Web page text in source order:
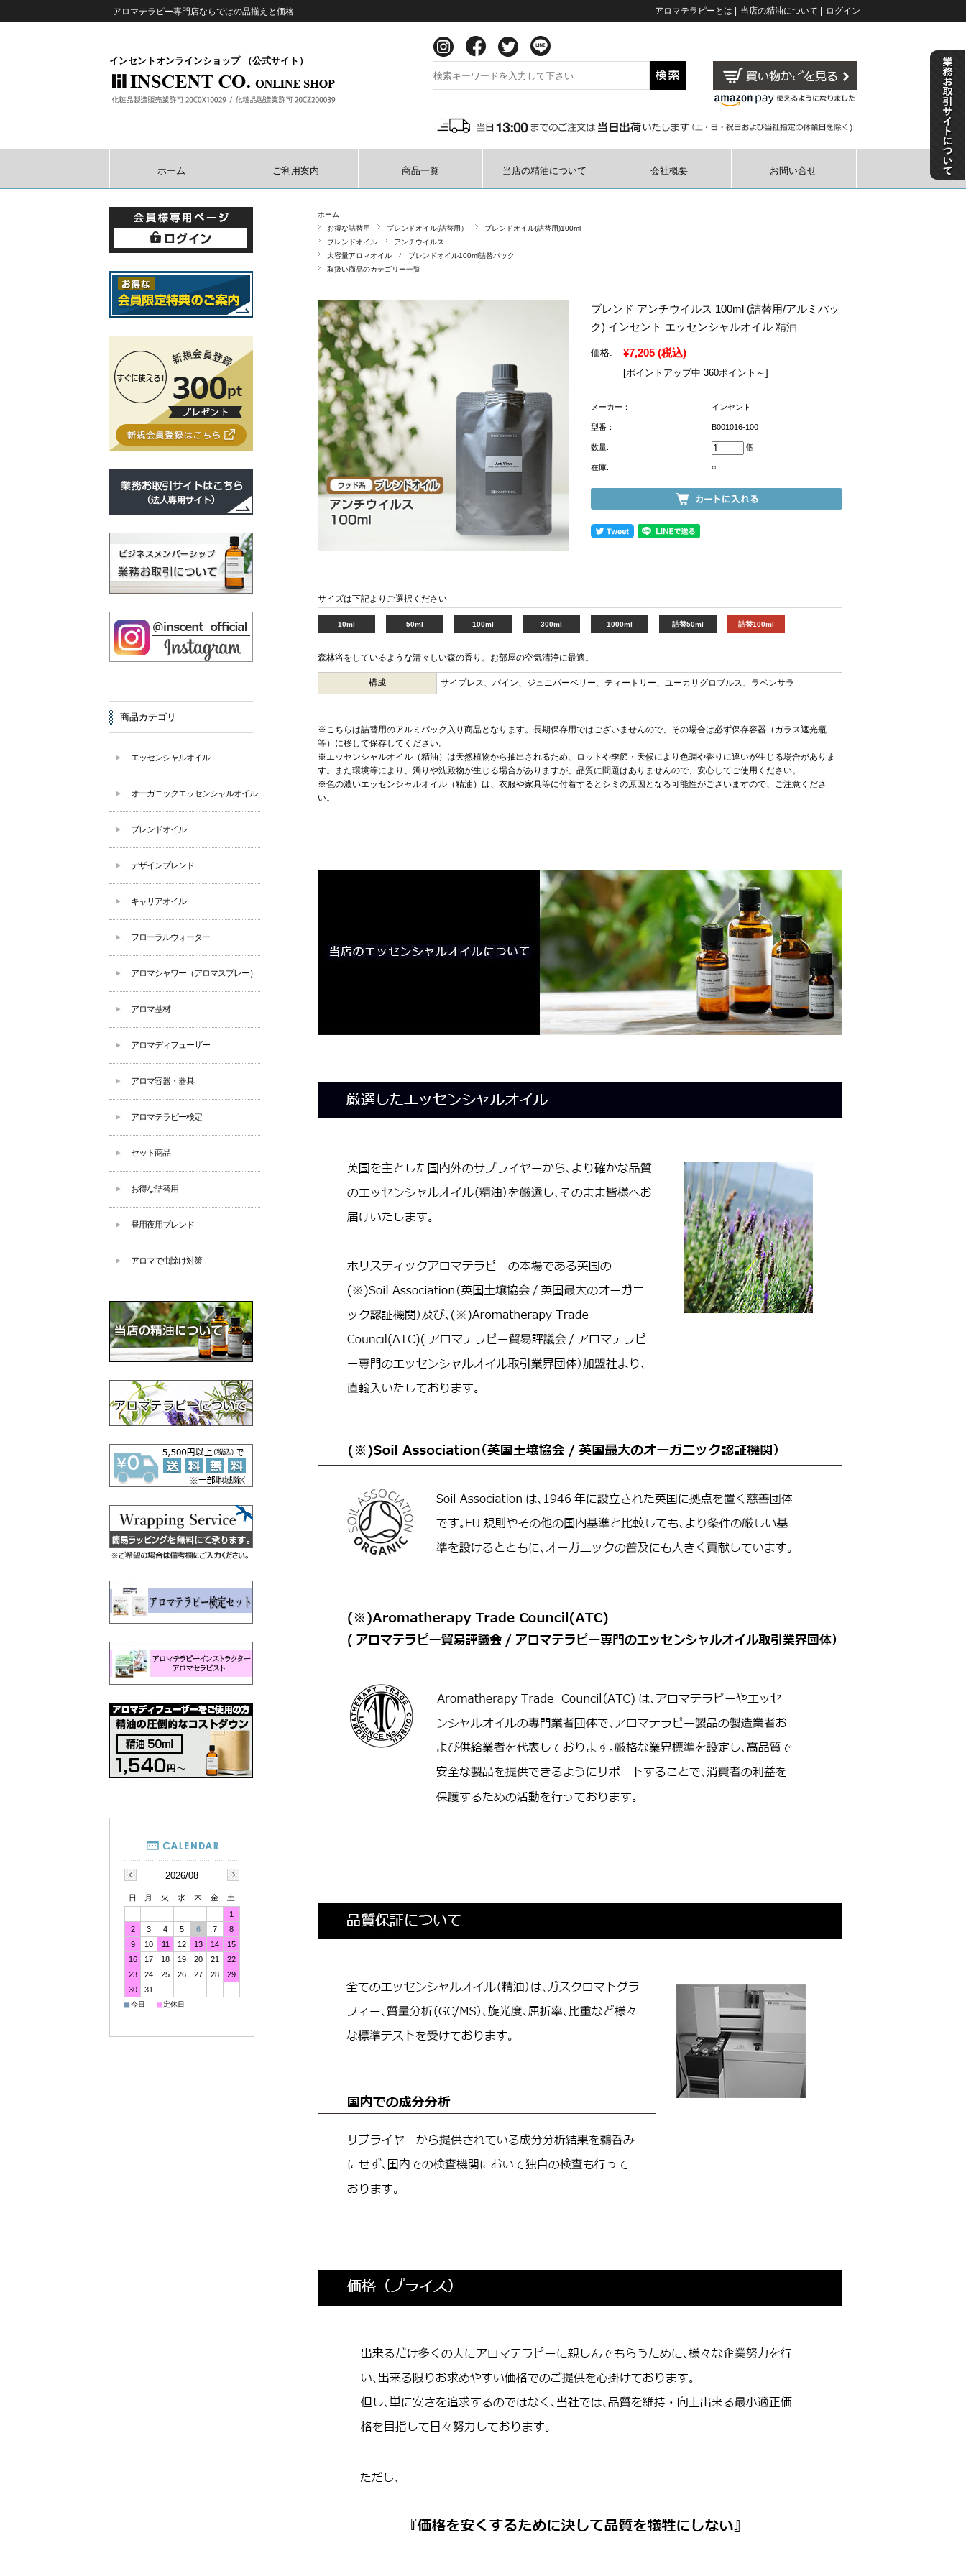
アロマテラピー専門店ならではの品揃えと価格 アロマテラピーとは 当店の精油について ログイン
インセントオンラインショップ （公式サイト）
ホーム ご利用案内 商品一覧 当店の精油について 会社概要 お問い合せ
ホーム
お得な詰替用
ブレンドオイル(詰替用）
ブレンドオイル(詰替用)100ml
ブレンドオイル
アンチウイルス
大容量アロマオイル
ブレンドオイル100ml詰替パック
取扱い商品のカテゴリー一覧
ブレンド アンチウイルス 100ml (詰替用/アルミパッ
ク) インセント エッセンシャルオイル 精油
価格: ¥7,205 (税込)
[ポイントアップ中 360ポイント～]
メーカー： インセント
型番： B001016-100
数量: 個
在庫: ○
サイズは下記よりご選択ください
10ml 50ml 100ml 300ml 1000ml 詰替50ml 詰替100ml
森林浴をしているような清々しい森の香り。お部屋の空気清浄に最適。
構成 サイプレス、パイン、ジュニパーベリー、ティートリー、ユーカリグロブルス、ラベンサラ
※こちらは詰替用のアルミパック入り商品となります。長期保存用ではございませんので、その場合は必ず保存容器（ガラス遮光瓶
等）に移して保存してください。
※エッセンシャルオイル（精油）は天然植物から抽出されるため、ロットや季節・天候により色調や香りに違いが生じる場合がありま
す。また環境等により、濁りや沈殿物が生じる場合がありますが、品質に問題はありませんので、安心してご使用ください。
※色の濃いエッセンシャルオイル（精油）は、衣服や家具等に付着するとシミの原因となる可能性がございますので、ご注意くださ
い。
商品カテゴリ
エッセンシャルオイル
オーガニックエッセンシャルオイル
ブレンドオイル
デザインブレンド
キャリアオイル
フローラルウォーター
アロマシャワー（アロマスプレー）
アロマ基材
アロマディフューザー
アロマ容器・器具
アロマテラピー検定
セット商品
お得な詰替用
昼用夜用ブレンド
アロマで虫除け対策
2026/08
日 月 火 水 木 金
土
1
2
3 4 5 6 7
8
9
10 11 12 13 14
15
16
17 18 19 20 21
22
23
24 25 26 27 28
29
30
31
■今日 ■定休日